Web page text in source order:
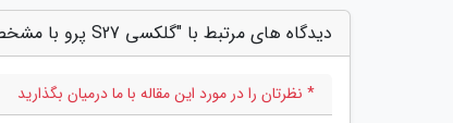
دیدگاه های مرتبط با "گلکسی S27 پرو با مشخصات اولترا ولی بدون قلم راهی بازار می گردد"
* نظرتان را در مورد این مقاله با ما درمیان بگذارید